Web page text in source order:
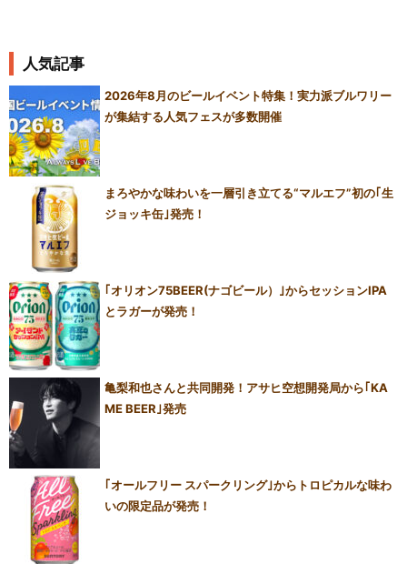
人気記事
2026年8月のビールイベント特集！実力派ブルワリー
が集結する人気フェスが多数開催
まろやかな味わいを一層引き立てる“マルエフ”初の｢生
ジョッキ缶｣発売！
｢オリオン75BEER(ナゴビール）｣からセッションIPA
とラガーが発売！
亀梨和也さんと共同開発！アサヒ空想開発局から｢KA
ME BEER｣発売
｢オールフリー スパークリング｣からトロピカルな味わ
いの限定品が発売！